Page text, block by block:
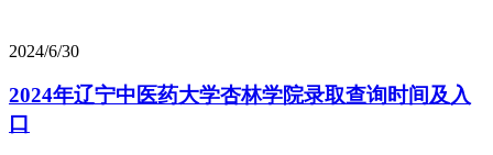
2024/6/30
2024年辽宁中医药大学杏林学院录取查询时间及入
口